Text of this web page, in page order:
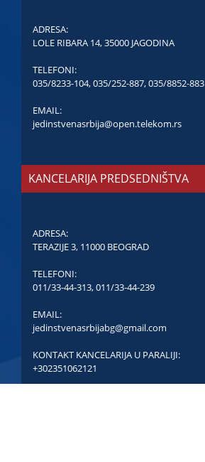
ADRESA:
LOLE RIBARA 14, 35000 JAGODINA
TELEFONI:
035/8233-104,035/252-887,035/8852-883
EMAIL:
jedinstvenasrbija@open.telekom.rs
KANCELARIJA PREDSEDNIŠTVA
ADRESA:
TERAZIJE 3, 11000 BEOGRAD
TELEFONI:
011/33-44-313,011/33-44-239
EMAIL:
jedinstvenasrbijabg@gmail.com
KONTAKT KANCELARIJA U PARALIJI:
+302351062121